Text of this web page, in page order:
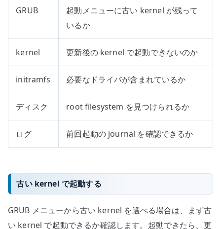
GRUB
起動メニューに古い kernel が残って
いるか
kernel 更新後の kernel で起動できないのか
initramfs 必要なドライバが含まれているか
ディスク root filesystem を見つけられるか
ログ 前回起動の journal を確認できるか
古い kernel で起動する
GRUB メニューから古い kernel を選べる場合は、まず古
い kernel で起動できるか確認します。起動できたら、更